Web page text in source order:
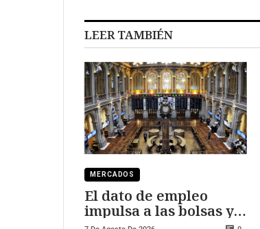
LEER TAMBIÉN
MERCADOS
El dato de empleo
impulsa a las bolsas y